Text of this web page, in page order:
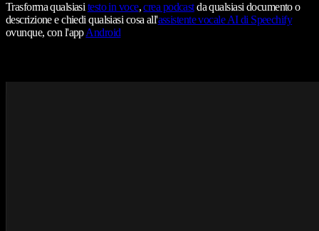
Trasforma qualsiasitesto in voce,crea podcastda qualsiasi documento o
descrizione e chiedi qualsiasi cosa all'assistente vocale AI di Speechify
ovunque, con l'appAndroid